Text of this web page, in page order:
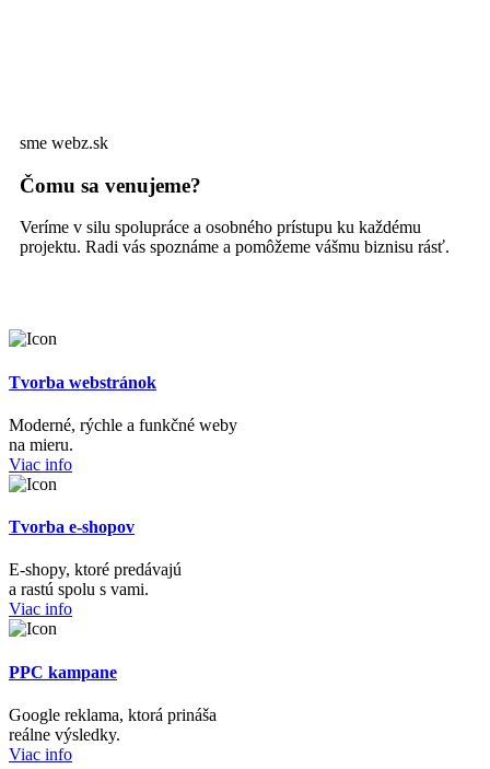
sme webz.sk
Čomu sa venujeme?
Veríme v silu spolupráce a osobného prístupu ku každému
projektu. Radi vás spoznáme a pomôžeme vášmu biznisu rásť.
Tvorba webstránok
Moderné, rýchle a funkčné weby
na mieru.
Viac info
Tvorba e-shopov
E-shopy, ktoré predávajú
a rastú spolu s vami.
Viac info
PPC kampane
Google reklama, ktorá prináša
reálne výsledky.
Viac info